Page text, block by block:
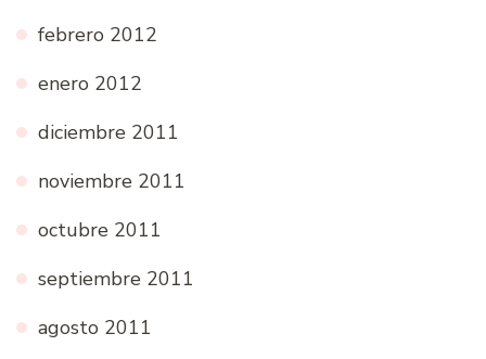
febrero 2012
enero 2012
diciembre 2011
noviembre 2011
octubre 2011
septiembre 2011
agosto 2011